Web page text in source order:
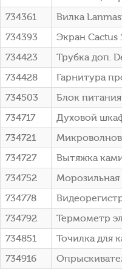
734361
Вилка
734393
Экран
734423
Трубка доп.
734428
Гарнитура
734503
Блок питания
734717
Духовой
734721
734727
Вытяжка
734752
Морозильная
734778
734792
Термометр
734851
Точилка для
734916